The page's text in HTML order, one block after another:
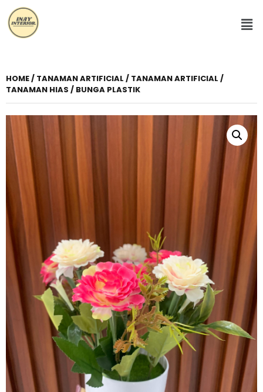
HOME/ TANAMAN ARTIFICIAL / TANAMAN ARTIFICIAL /
TANAMAN HIAS / BUNGA PLASTIK